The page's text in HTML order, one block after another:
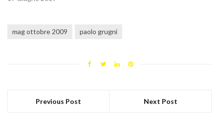
mag ottobre 2009 paolo grugni
Previous Post Next Post